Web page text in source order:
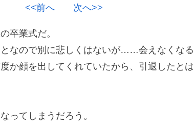
<<前へ 次へ>>
卒業式だ。
なので別に悲しくはないが……会えなくなる
か顔を出してくれていたから、引退したと
ってしまうだろう。